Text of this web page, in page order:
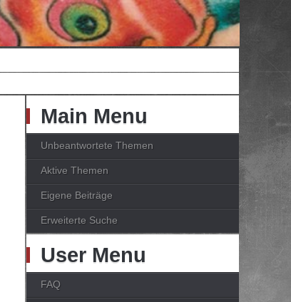
Main Menu
Unbeantwortete Themen
Aktive Themen
Eigene Beiträge
Erweiterte Suche
User Menu
FAQ